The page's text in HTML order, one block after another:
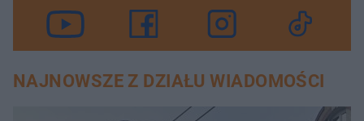
NAJNOWSZE Z DZIAŁU WIADOMOŚCI